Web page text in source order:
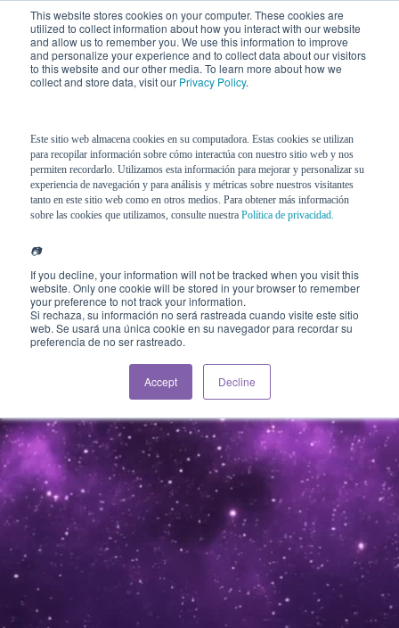
This website stores cookies on your computer. These cookies are
utilized to collect information about how you interact with our website
and allow us to remember you. We use this information to improve
and personalize your experience and to collect data about our visitors
to this website and our other media. To learn more about how we
collect and store data, visit our Privacy Policy.
Este sitio web almacena cookies en su computadora. Estas cookies se utilizan
para recopilar información sobre cómo interactúa con nuestro sitio web y nos
permiten recordarlo. Utilizamos esta información para mejorar y personalizar su
experiencia de navegación y para análisis y métricas sobre nuestros visitantes
tanto en este sitio web como en otros medios. Para obtener más información
sobre las cookies que utilizamos, consulte nuestra Política de privacidad.
📷
If you decline, your information will not be tracked when you visit this
website. Only one cookie will be stored in your browser to remember
your preference to not track your information.
Si rechaza, su información no será rastreada cuando visite este sitio
web. Se usará una única cookie en su navegador para recordar su
preferencia de no ser rastreado.
Accept Decline